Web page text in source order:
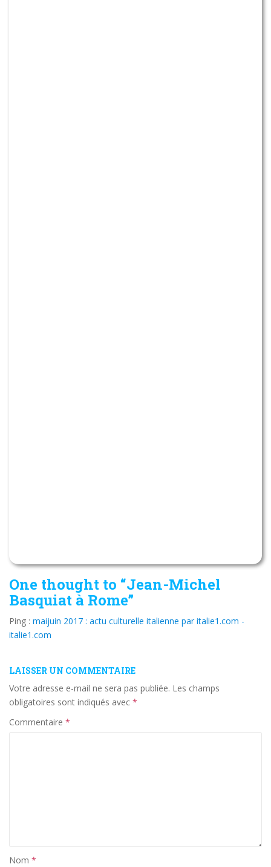
One thought to “Jean-Michel
Basquiat à Rome”
Ping : maijuin 2017 : actu culturelle italienne par italie1.com -
italie1.com
LAISSER UN COMMENTAIRE
Votre adresse e-mail ne sera pas publiée. Les champs
obligatoires sont indiqués avec *
Commentaire *
Nom *